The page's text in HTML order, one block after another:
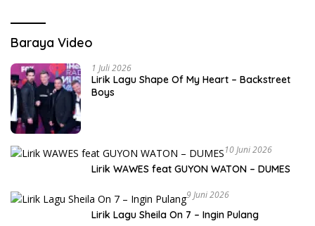
Baraya Video
1 Juli 2026
Lirik Lagu Shape Of My Heart – Backstreet
Boys
10 Juni 2026
Lirik WAWES feat GUYON WATON – DUMES
9 Juni 2026
Lirik Lagu Sheila On 7 – Ingin Pulang